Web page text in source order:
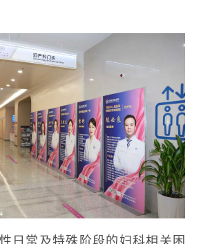
日常及特殊阶段的妇科相关困